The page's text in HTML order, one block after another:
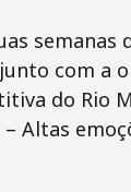
semanas
com a
do Rio
– Altas